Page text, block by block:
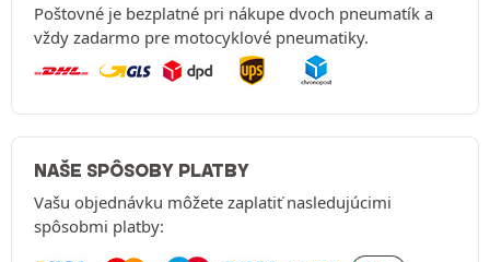
Poštovné je bezplatné pri nákupe dvoch pneumatík a
vždy zadarmo pre motocyklové pneumatiky.
NAŠE SPÔSOBY PLATBY
Vašu objednávku môžete zaplatiť nasledujúcimi
spôsobmi platby: